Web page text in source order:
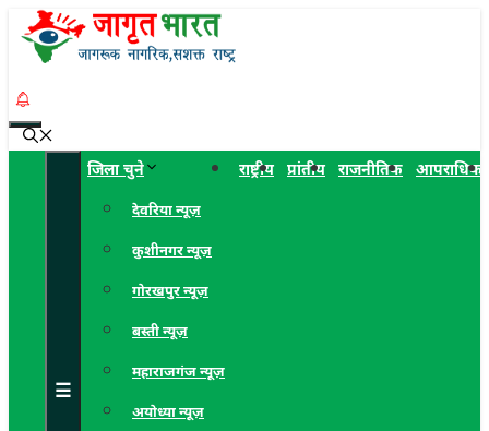
Skip
to
Menu
☰
जिला चुने
देवरिया न्यूज़
कुशीनगर न्यूज़
गोरखपुर न्यूज़
बस्ती न्यूज़
महाराजगंज न्यूज़
अयोध्या न्यूज़
राष्ट्रीय प्रांतीय राजनीतिक आपराधिक